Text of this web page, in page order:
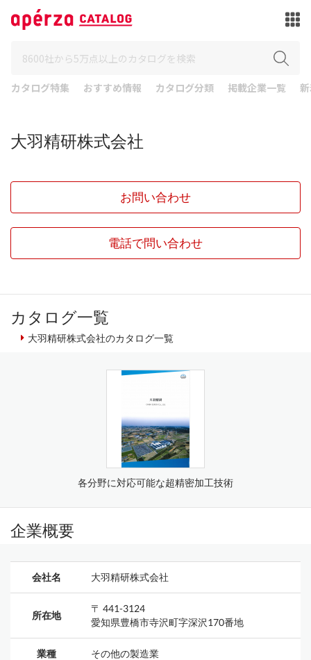
カタログ特集 おすすめ情報 カタログ分類 掲載企業一覧
大羽精研株式会社
お問い合わせ
電話で問い合わせ
カタログ一覧
大羽精研株式会社のカタログ一覧
各分野に対応可能な超精密加工技術
企業概要
会社名 大羽精研株式会社
所在地
〒 441-3124
愛知県豊橋市寺沢町字深沢170番地
業種 その他の製造業